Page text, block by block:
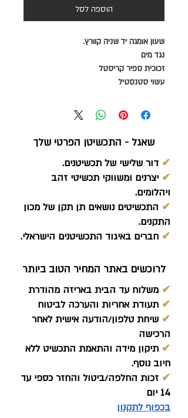
הוספה לסל
שעון אומגה יד שניה קוורץ.
נגד מים
זכוכית ספיר קריסטל
עשוי סטנסטיל
שאגל - התכשיטן הפרטי שלך
✔ דור שלישי של תכשיטנים.
✔ יצרנים ומשווקי תכשיטי זהב
ויהלומים.
✔ התכשיטים נושאים תן תקן של מכון
התקנים.
✔ חברים באיגוד התכשיטנים הישראלי.
לרוכשים באתר המחיר הטוב ביותר
✔ משלוח עד הבית באריזה מהודרת
✔ תעודת אחריות והערכה לביטוח
✔ שיחת טלפון/הודעה אישית לאחר
הרכישה
✔ תיקון מידה והתאמת התכשיט ללא
חיוב נוסף.
✔ זכות החלפה/ביטול והחזר כספי עד
14 יום
בכפוף לתקנון